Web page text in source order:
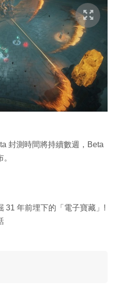
封測時間將持續數週，Beta
31 年前埋下的「電子寶藏」!